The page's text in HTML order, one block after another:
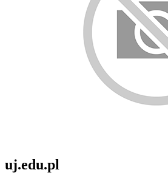
uj.edu.pl